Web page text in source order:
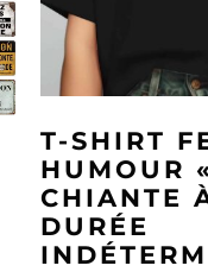
T-SHIRT
HUMOUR
CHIANTE
DURÉE